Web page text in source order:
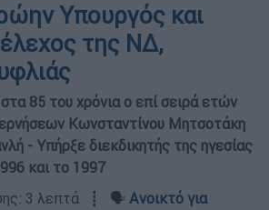
Υπουργός και
της ΝΔ,
85 του χρόνια ο επί σειρά ετών
Κωνσταντίνου Μητσοτάκη
- Υπήρξε διεκδικητής της ηγεσίας
και το 1997
3 λεπτά ┋ 🗣️ Ανοικτό για